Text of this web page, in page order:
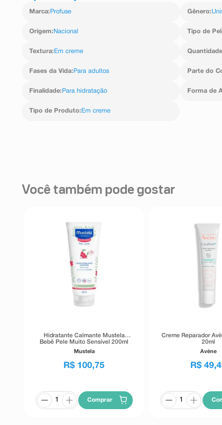
Marca: Profuse Gênero:
Origem: Nacional Tipo de
Textura: Em creme Quantidade
Fases da Vida: Para adultos Parte do
Finalidade: Para hidratação Forma de
Tipo de Produto: Em creme
Você também pode gostar
Hidratante Calmante Mustela
Bebê Pele Muito Sensível 200ml
Mustela
R$ 100,75
Comprar
Creme Reparador
20ml
Avène
R$ 49,